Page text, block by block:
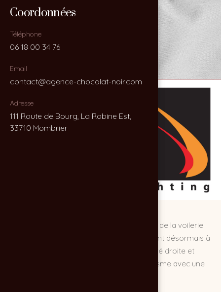
Coordonnées
Téléphone
06 18 00 34 76
Email
contact@agence-chocolat-noir.com
Adresse
111 Route de Bourg, La Robine Est,
33710 Mombrier
Coordonnées
Téléphone
06 18 00 34 76
Email
contact@agence-chocolat-noir.com
Adresse
111 Route de Bourg, La Robine Est,
33710 Mombrier
Création du logo et de la charte graphique de la voilerie
Ettore Yachting, dont les activités s'étendent désormais à
l'accastillage et aux gréements. Une identité droite et
rigoureuse, qui reprend les codes du nautisme avec une